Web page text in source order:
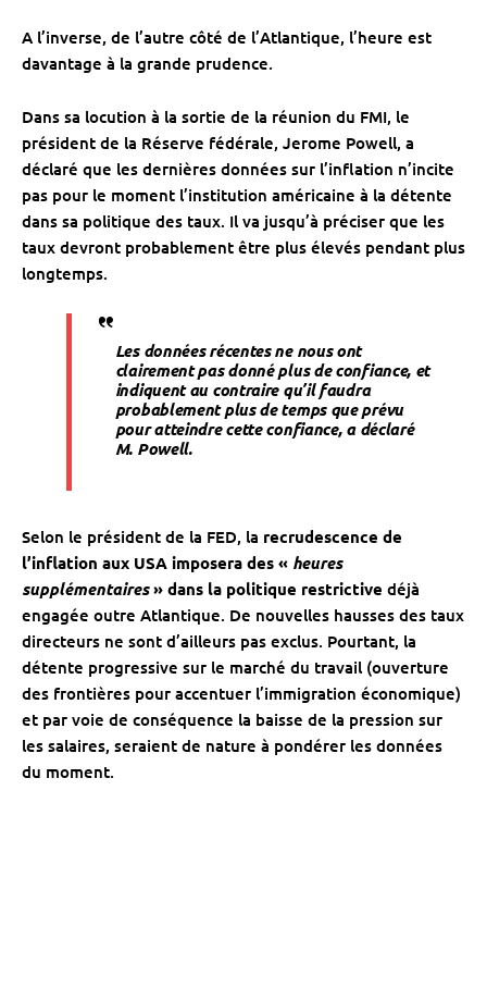
A l’inverse, de l’autre côté de l’Atlantique, l’heure est
davantage à la grande prudence.
Dans sa locution à la sortie de la réunion du FMI, le
président de la Réserve fédérale, Jerome Powell, a
déclaré que les dernières données sur l’inflation n’incite
pas pour le moment l’institution américaine à la détente
dans sa politique des taux. Il va jusqu’à préciser que les
taux devront probablement être plus élevés pendant plus
longtemps.
Les données récentes ne nous ont
clairement pas donné plus de confiance, et
indiquent au contraire qu’il faudra
probablement plus de temps que prévu
pour atteindre cette confiance, a déclaré
M. Powell.
Selon le président de la FED, la recrudescence de
l’inflation aux USA imposera des « heures
supplémentaires» dans la politique restrictive déjà
engagée outre Atlantique. De nouvelles hausses des taux
directeurs ne sont d’ailleurs pas exclus. Pourtant, la
détente progressive sur le marché du travail (ouverture
des frontières pour accentuer l’immigration économique)
et par voie de conséquence la baisse de la pression sur
les salaires, seraient de nature à pondérer les données
du moment.